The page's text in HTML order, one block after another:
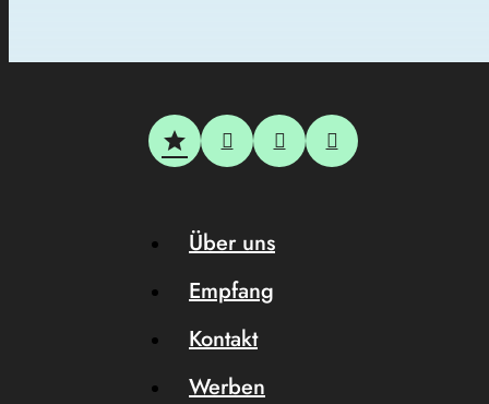
Über uns
Empfang
Kontakt
Werben